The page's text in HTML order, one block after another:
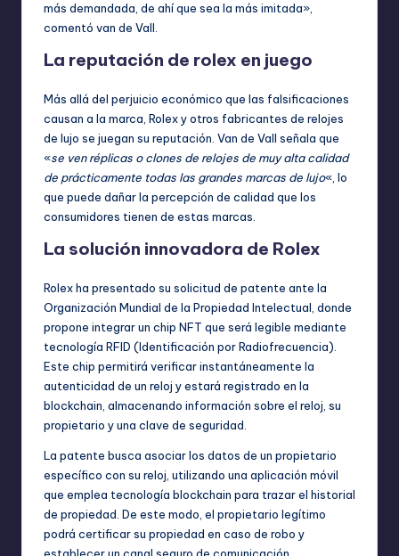
más demandada, de ahí que sea la más imitada»,
comentó van de Vall.
La reputación de rolex en juego
Más allá del perjuicio económico que las falsificaciones
causan a la marca, Rolex y otros fabricantes de relojes
de lujo se juegan su reputación. Van de Vall señala que
«se ven réplicas o clones de relojes de muy alta calidad
de prácticamente todas las grandes marcas de lujo«, lo
que puede dañar la percepción de calidad que los
consumidores tienen de estas marcas.
La solución innovadora de Rolex
Rolex ha presentado su solicitud de patente ante la
Organización Mundial de la Propiedad Intelectual, donde
propone integrar un chip NFT que será legible mediante
tecnología RFID (Identificación por Radiofrecuencia).
Este chip permitirá verificar instantáneamente la
autenticidad de un reloj y estará registrado en la
blockchain, almacenando información sobre el reloj, su
propietario y una clave de seguridad.
La patente busca asociar los datos de un propietario
específico con su reloj, utilizando una aplicación móvil
que emplea tecnología blockchain para trazar el historial
de propiedad. De este modo, el propietario legítimo
podrá certificar su propiedad en caso de robo y